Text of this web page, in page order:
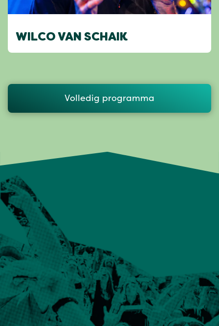
WILCO VAN SCHAIK
Volledig programma